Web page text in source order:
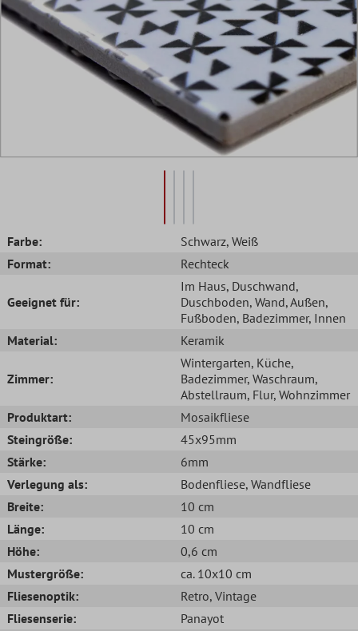
Farbe: Schwarz, Weiß
Format:
Rechteck
Geeignet für:
Im Haus, Duschwand,
Duschboden, Wand, Außen,
Fußboden, Badezimmer, Innen
Material:
Keramik
Zimmer:
Wintergarten, Küche,
Badezimmer, Waschraum,
Abstellraum, Flur, Wohnzimmer
Produktart:
Mosaikfliese
Steingröße:
45x95mm
Stärke:
6mm
Verlegung als:
Bodenfliese, Wandfliese
Breite:
10 cm
Länge:
10 cm
Höhe:
0,6 cm
Mustergröße:
ca. 10x10 cm
Fliesenoptik:
Retro, Vintage
Fliesenserie:
Panayot